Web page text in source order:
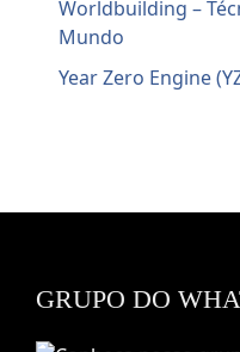
Worldbuilding –
Mundo
Year Zero Engine
GRUPO DO